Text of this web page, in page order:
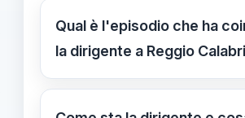
Qual è l'episodio che ha
la dirigente a Reggio
Aggressione da parte di un
studente contro la dirigente